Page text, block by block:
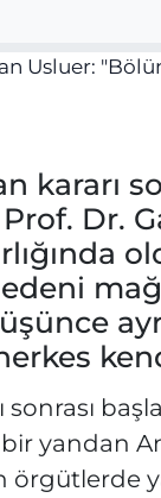
kararı
Dr.
yandan